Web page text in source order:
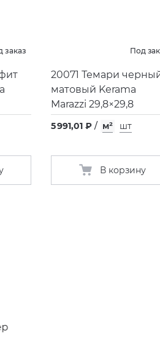
заказ Под
20071 Темари
матовый Kerama
Marazzi 29,8×29,8
5 991,01 ₽ / м² шт
В корзину